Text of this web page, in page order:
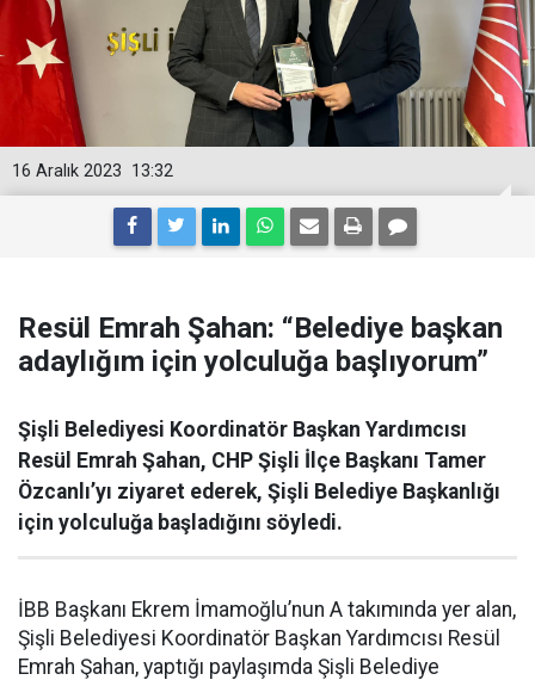
13:32
16 Aralık 2023
Resül Emrah Şahan: “Belediye başkan
adaylığım için yolculuğa başlıyorum”
Şişli Belediyesi Koordinatör Başkan Yardımcısı
Resül Emrah Şahan, CHP Şişli İlçe Başkanı Tamer
Özcanlı’yı ziyaret ederek, Şişli Belediye Başkanlığı
için yolculuğa başladığını söyledi.
İBB Başkanı Ekrem İmamoğlu’nun A takımında yer alan,
Şişli Belediyesi Koordinatör Başkan Yardımcısı Resül
Emrah Şahan, yaptığı paylaşımda Şişli Belediye